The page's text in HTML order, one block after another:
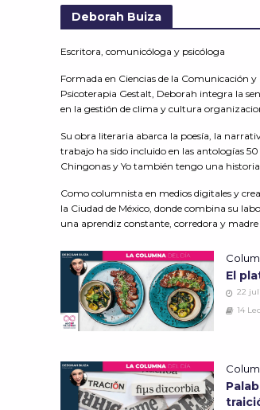
Deborah Buiza
Escritora, comunicóloga y psicóloga
Formada en Ciencias de la Comunicación
Psicoterapia Gestalt, Deborah integra la
en la gestión de clima y cultura
Su obra literaria abarca la poesía, la
trabajo ha sido incluido en las antologías 50
Chingonas y Yo también tengo una
Como columnista en medios digitales y
la Ciudad de México, donde combina su
una aprendiz constante, corredora y
El
22
14